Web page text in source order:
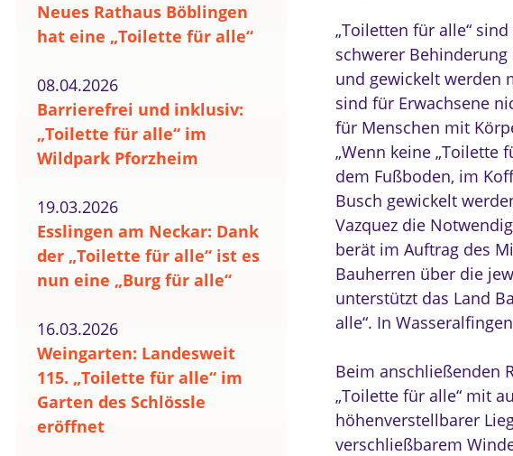
Neues Rathaus Böblingen
hat eine „Toilette für alle“
08.04.2026
Barrierefrei und inklusiv:
„Toilette für alle“ im
Wildpark Pforzheim
19.03.2026
Esslingen am Neckar: Dank
der „Toilette für alle“ ist es
nun eine „Burg für alle“
16.03.2026
Weingarten: Landesweit
115. „Toilette für alle“ im
Garten des Schlössle
eröffnet
„Toiletten für alle“
schwerer
und gewickelt werden
sind für Erwachsene
für Menschen mit
„Wenn keine „Toilette
dem Fußboden, im
Busch gewickelt
Vazquez die
berät im Auftrag des
Bauherren über die
unterstützt das Land
alle“. In
Beim anschließenden
„Toilette für alle“ mit
höhenverstellbarer
verschließbarem